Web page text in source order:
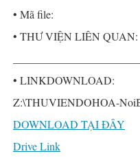
• Mã file:
• THƯ VIỆN LIÊN QUAN:
• LINKDOWNLOAD:
Z:\THUVIENDOHOA-
DOWNLOAD TẠI ĐÂY
Drive Link